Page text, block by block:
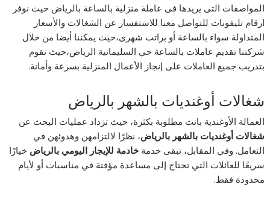
المواصفات التى يريدها فى عاملة منزلية بالساعة بالرياض حيث نوفر
ارقام تليفونات للتواصل معنا للاستفسار عن الشغالات والأسعار
المتداولة سواء بالساعة أو براتب شهرى،حيث يمكننا أيضا من خلال
شركتنا تقديم عاملات بالساعة حي السليمانية الرياض،حيث نقوم
بتدريب جميع العاملات على إنجاز الأعمال المنزلية بسرعة وأمانة.
شغالات أوغنديات بالشهر بالرياض
العمالة الأوغندية باتت مطلوبة بكثرة، حيث تزداد عمليات البحث عن
شغالات أوغنديات بالشهر بالرياض، نظرًا لالتزامهن وهدوئهن في
التعامل. وفي المقابل، تبقى خدمةخادمة للإيجار اليومي بالرياض خيارًا
سريعًا للعائلات التي تحتاج إلى مساعدة مؤقتة في مناسبات أو لأيام
محدودة فقط.